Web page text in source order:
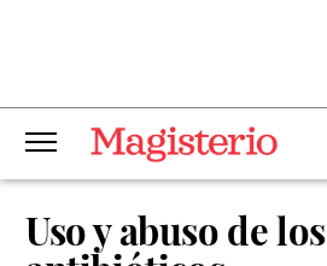
Uso y abuso de los